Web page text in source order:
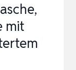
mit